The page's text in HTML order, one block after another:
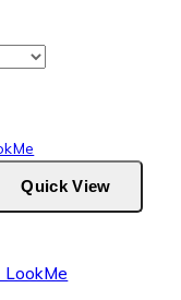
Quick View